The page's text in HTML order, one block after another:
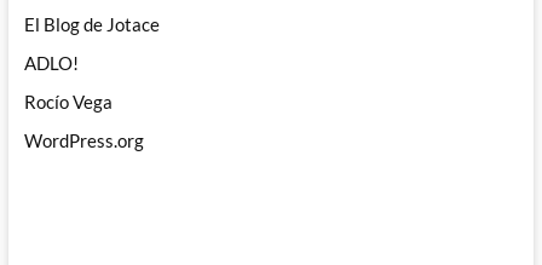
El Blog de Jotace
ADLO!
Rocío Vega
WordPress.org